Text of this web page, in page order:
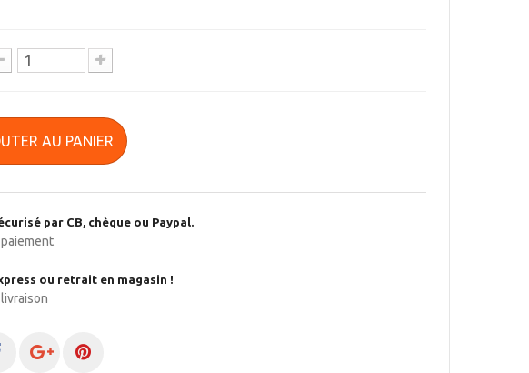
AU PANIER
par CB, chèque ou Paypal.
ou retrait en magasin !